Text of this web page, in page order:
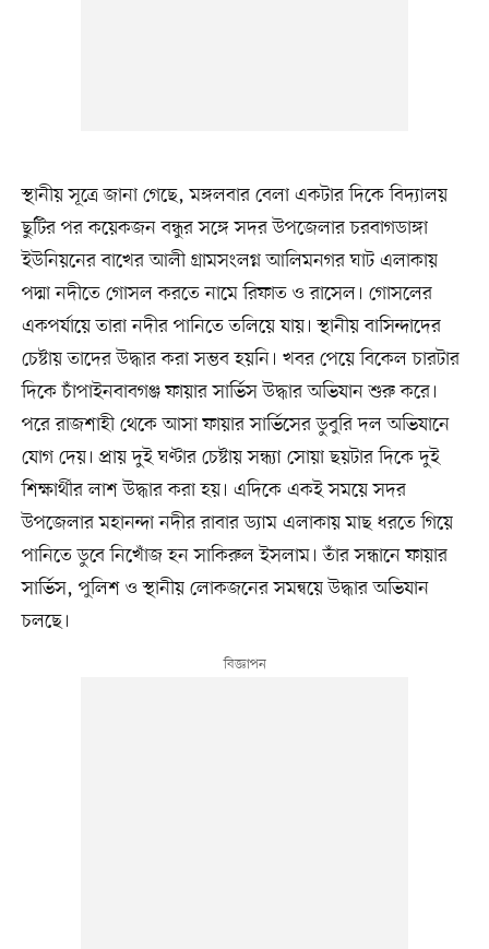
স্থানীয় সূত্রে জানা গেছে, মঙ্গলবার বেলা একটার দিকে বিদ্যালয়
ছুটির পর কয়েকজন বন্ধুর সঙ্গে সদর উপজেলার চরবাগডাঙ্গা
ইউনিয়নের বাখের আলী গ্রামসংলগ্ন আলিমনগর ঘাট এলাকায়
পদ্মা নদীতে গোসল করতে নামে রিফাত ও রাসেল। গোসলের
একপর্যায়ে তারা নদীর পানিতে তলিয়ে যায়। স্থানীয় বাসিন্দাদের
চেষ্টায় তাদের উদ্ধার করা সম্ভব হয়নি। খবর পেয়ে বিকেল চারটার
দিকে চাঁপাইনবাবগঞ্জ ফায়ার সার্ভিস উদ্ধার অভিযান শুরু করে।
পরে রাজশাহী থেকে আসা ফায়ার সার্ভিসের ডুবুরি দল অভিযানে
যোগ দেয়। প্রায় দুই ঘণ্টার চেষ্টায় সন্ধ্যা সোয়া ছয়টার দিকে দুই
শিক্ষার্থীর লাশ উদ্ধার করা হয়। এদিকে একই সময়ে সদর
উপজেলার মহানন্দা নদীর রাবার ড্যাম এলাকায় মাছ ধরতে গিয়ে
পানিতে ডুবে নিখোঁজ হন সাকিরুল ইসলাম। তাঁর সন্ধানে ফায়ার
সার্ভিস, পুলিশ ও স্থানীয় লোকজনের সমন্বয়ে উদ্ধার অভিযান
চলছে।